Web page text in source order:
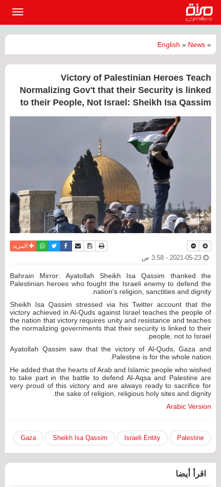
»
English » News
Victory of Palestinian Heroes Teach
Normalizing Gov't that their Security is linked
to their People, Not Israel: Sheikh Isa Qassim
نسخة للطباعة
حفظ الموضوع
أرسل الى صديق
فيسبوكتويترواتسابالمزيد
Bahrain Mirror: Ayatollah Sheikh Isa Qassim thanked the
Palestinian heroes who fought the Israeli enemy to defend the
nation's religion, sanctities and dignity.
Sheikh Isa Qassim stressed via his Twitter account that the
victory achieved in Al-Quds against Israel teaches the people of
the nation that victory requires unity and resistance and teaches
the normalizing governments that their security is linked to their
people, not to Israel.
Ayatollah Qassim saw that the victory of Al-Quds, Gaza and
Palestine is for the whole nation.
He added that the hearts of Arab and Islamic people who wished
to take part in the battle to defend Al-Aqsa and Palestine are
very proud of this victory and are always ready to sacrifice for
the sake of religion, religious holy sites and dignity.
Arabic Version
Palestine
Israeli Entity
Sheikh Isa Qassim
Gaza
اقرأ أيضا